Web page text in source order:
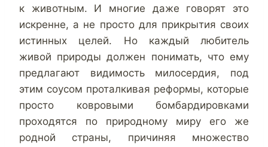
к животным. И многие даже говорят это
искренне, а не просто для прикрытия своих
истинных целей. Но каждый любитель
живой природы должен понимать, что ему
предлагают видимость милосердия, под
этим соусом проталкивая реформы, которые
просто ковровыми бомбардировками
проходятся по природному миру его же
родной страны, причиняя множество